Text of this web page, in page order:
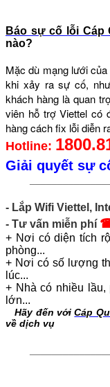
Báo sự cố lỗi Cáp
nào?
Mặc dù mạng lưới của
khi xảy ra sự cố,
khách hàng là quan
viên hỗ trợViettel có
hàng cách fix lỗi diễn
Hotline:
Giải quyết sự
- Lắp Wifi Viettel,
- Tư vấn miễn phí
+ Nơi có diện tích
phòng...
+ Nơi có số lượng
lúc...
+ Nhà có nhiều lầu,
lớn...
Hãy đến vớiCáp
về dịch vụ